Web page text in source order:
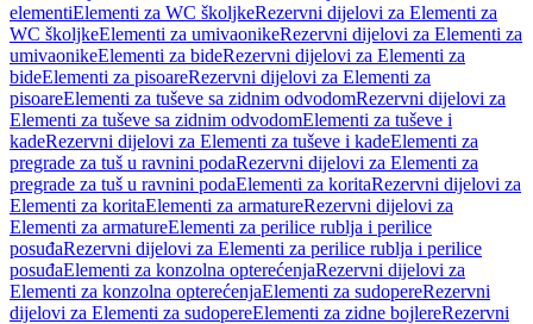
elementiElementi za WC školjkeRezervni dijelovi za Elementi za
WC školjkeElementi za umivaonikeRezervni dijelovi za Elementi za
umivaonikeElementi za bideRezervni dijelovi za Elementi za
bideElementi za pisoareRezervni dijelovi za Elementi za
pisoareElementi za tuševe sa zidnim odvodomRezervni dijelovi za
Elementi za tuševe sa zidnim odvodomElementi za tuševe i
kadeRezervni dijelovi za Elementi za tuševe i kadeElementi za
pregrade za tuš u ravnini podaRezervni dijelovi za Elementi za
pregrade za tuš u ravnini podaElementi za koritaRezervni dijelovi za
Elementi za koritaElementi za armatureRezervni dijelovi za
Elementi za armatureElementi za perilice rublja i perilice
posuđaRezervni dijelovi za Elementi za perilice rublja i perilice
posuđaElementi za konzolna opterećenjaRezervni dijelovi za
Elementi za konzolna opterećenjaElementi za sudopereRezervni
dijelovi za Elementi za sudopereElementi za zidne bojlereRezervni